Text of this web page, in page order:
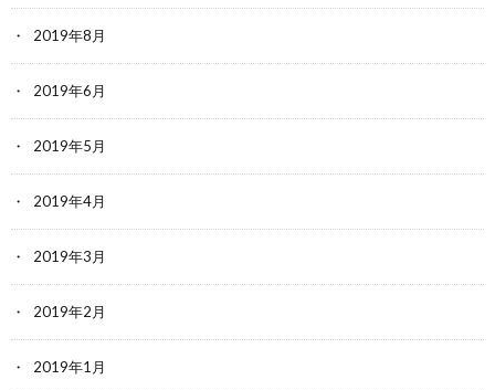
2019年8月
2019年6月
2019年5月
2019年4月
2019年3月
2019年2月
2019年1月